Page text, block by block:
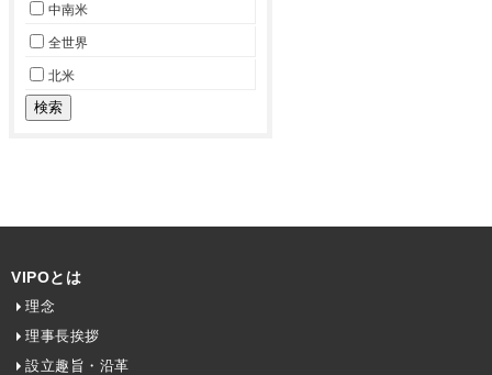
中南米
全世界
北米
VIPOとは
理念
理事長挨拶
設立趣旨・沿革